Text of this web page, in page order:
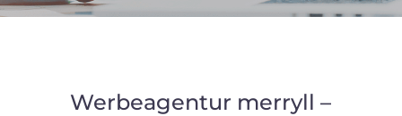
Werbeagentur merryll –